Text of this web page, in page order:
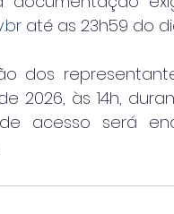
até as 23h59 do
dos
2026, às 14h,
acesso será